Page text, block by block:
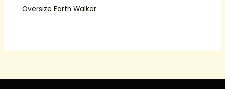
Oversize Earth Walker